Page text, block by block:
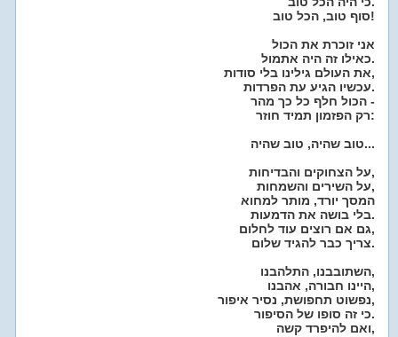
סוף טוב, הכל טוב!
אני זוכרת את הכול
כאילו זה היה אתמול.
את העולם גילינו בלי סודות,
עכשיו הגיע עת הפרדות.
הכול חלף כל כך מהר -
רק הפזמון תמיד חוזר:
טוב שהיה, טוב שהיה...
על הצחוקים והבדיחות,
על השירים והשמחות,
המסך יורד, מותר למחוא
בלי בושה את הדמעות.
גם אם רוצים עוד לחלום,
צריך כבר להגיד שלום.
השתובבנו, התלהבנו,
היינו חבורה, אהבנו,
נפשוט תחפושת, נסיר איפור,
כי זה סופו של הסיפור.
ואם להיפרד קשה,